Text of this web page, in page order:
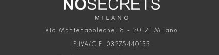
Via Montenapoleone, 8 – 20121 Milano
P.IVA/C.F. 03275440133